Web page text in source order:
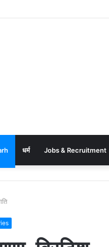
धर्म Jobs & Recruitment